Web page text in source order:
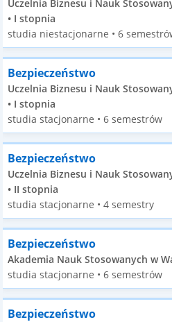
Uczelnia Biznesu i Nauk
• I stopnia
studia niestacjonarne • 6
Bezpieczeństwo
Uczelnia Biznesu i Nauk
• I stopnia
studia stacjonarne • 6 semestrów
Bezpieczeństwo
Uczelnia Biznesu i Nauk
• II stopnia
studia stacjonarne • 4 semestry
Bezpieczeństwo
Akademia Nauk Stosowanych w
studia stacjonarne • 6 semestrów
Bezpieczeństwo